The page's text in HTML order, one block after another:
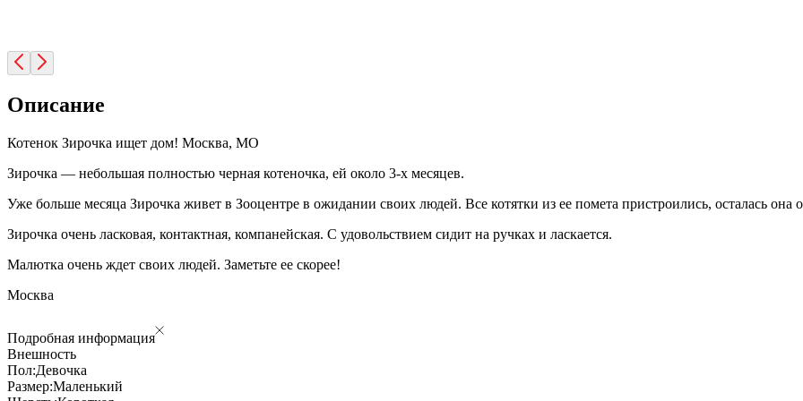
Описание
Котенок Зирочка ищет дом! Москва, МО
Зирочка — небольшая полностью черная котеночка, ей около 3-х месяцев.
Уже больше месяца Зирочка живет в Зооцентре в ожидании своих людей. Все котятки из ее помета пристроились, осталась она
Зирочка очень ласковая, контактная, компанейская. С удовольствием сидит на ручках и ласкается.
Малютка очень ждет своих людей. Заметьте ее скорее!
Москва
Подробная информация
Внешность
Пол:Девочка
Размер:Маленький